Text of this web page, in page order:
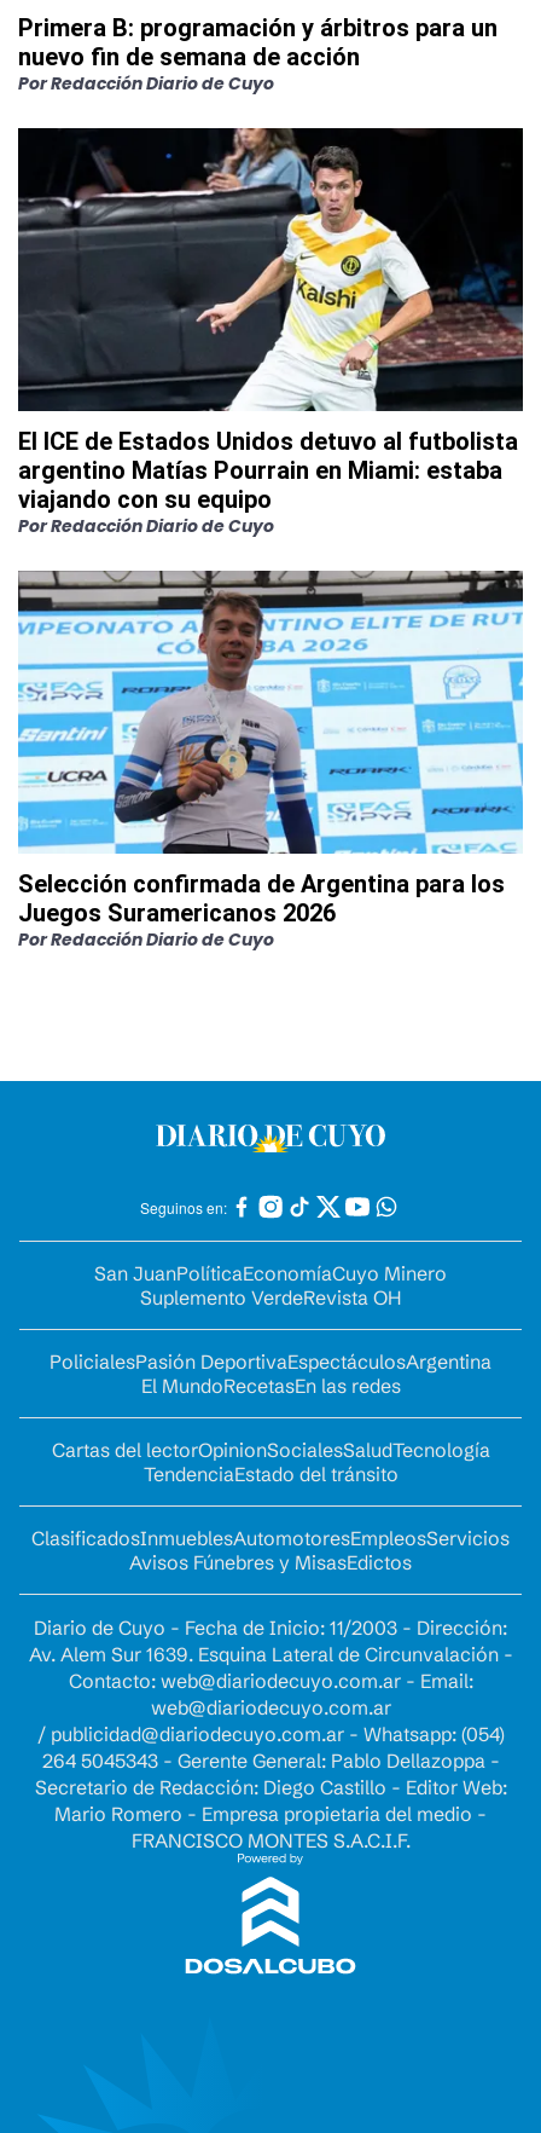
Primera B: programación y árbitros para un
nuevo fin de semana de acción
PorRedacción Diario de Cuyo
El ICE de Estados Unidos detuvo al futbolista
argentino Matías Pourrain en Miami: estaba
viajando con su equipo
PorRedacción Diario de Cuyo
Selección confirmada de Argentina para los
Juegos Suramericanos 2026
PorRedacción Diario de Cuyo
Seguinos en:
San JuanPolíticaEconomíaCuyo Minero
Suplemento VerdeRevista OH
PolicialesPasión DeportivaEspectáculosArgentina
El MundoRecetasEn las redes
Cartas del lectorOpinionSocialesSaludTecnología
TendenciaEstado del tránsito
ClasificadosInmueblesAutomotoresEmpleosServicios
Avisos Fúnebres y MisasEdictos
Diario de Cuyo - Fecha de Inicio: 11/2003 - Dirección:
Av. Alem Sur 1639. Esquina Lateral de Circunvalación -
Contacto: web@diariodecuyo.com.ar- Email:
web@diariodecuyo.com.ar
/ publicidad@diariodecuyo.com.ar- Whatsapp: (054)
264 5045343 - Gerente General: Pablo Dellazoppa -
Secretario de Redacción: Diego Castillo - Editor Web:
Mario Romero - Empresa propietaria del medio -
FRANCISCO MONTES S.A.C.I.F.